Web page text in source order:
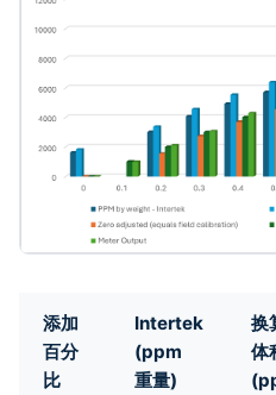
添加
百分
比
Intertek
(ppm
重量)
换
体